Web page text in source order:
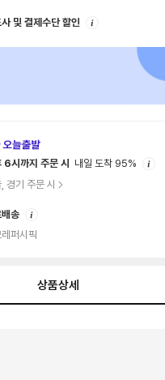
및 결제수단 할인
6시까지 주문 시
내일 도착 95%
경기 주문 시
송
퍼시픽
상품상세